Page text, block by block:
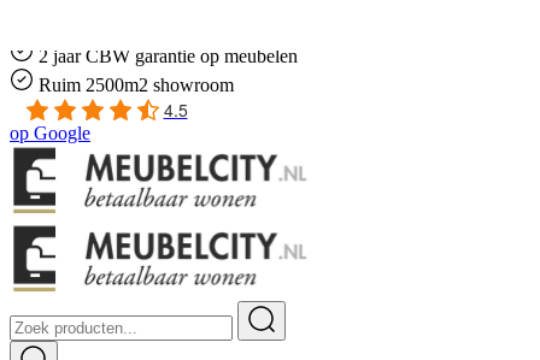
2 jaar CBW garantie op meubelen
Ruim 2500m2 showroom
4.5
op Google